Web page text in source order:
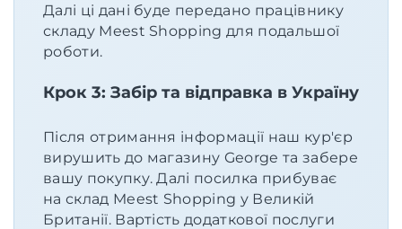
Далі ці дані буде передано працівнику
складу Meest Shopping для подальшої
роботи.
Крок 3: Забір та відправка в Україну
Після отримання інформації наш кур'єр
вирушить до магазину George та забере
вашу покупку. Далі посилка прибуває
на склад Meest Shopping у Великій
Британії. Вартість додаткової послуги